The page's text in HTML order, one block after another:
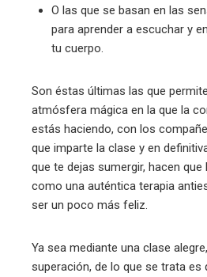
O las que se basan en las
para aprender a escuchar y
tu cuerpo.
Son éstas últimas las que
atmósfera mágica en la que la
estás haciendo, con los
que imparte la clase y en
que te dejas sumergir, hacen que
como una auténtica terapia
ser un poco más feliz.
Ya sea mediante una clase
superación, de lo que se trata es